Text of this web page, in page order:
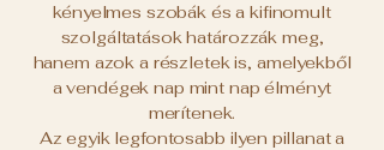
kényelmes szobák és a kifinomult
szolgáltatások határozzák meg,
hanem azok a részletek is, amelyekből
a vendégek nap mint nap élményt
merítenek.
Az egyik legfontosabb ilyen pillanat a